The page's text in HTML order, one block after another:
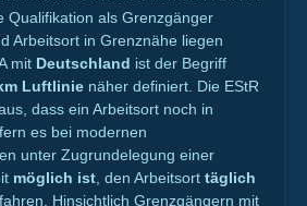
Qualifikation als Grenzgänger
Arbeitsort in Grenznähe liegen
mit Deutschland ist der Begriff
Luftlinie näher definiert. Die EStR
dass ein Arbeitsort noch in
es bei modernen
unter Zugrundelegung einer
möglich ist , den Arbeitsort täglich
Hinsichtlich Grenzgängern mit